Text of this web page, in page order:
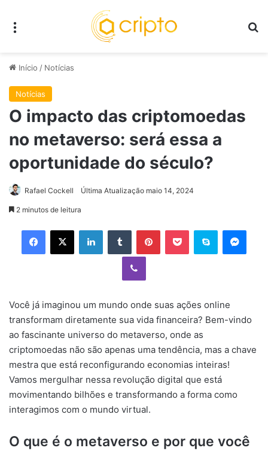
Início / Notícias
Notícias
O impacto das criptomoedas
no metaverso: será essa a
oportunidade do século?
Rafael Cockell Última Atualização maio 14, 2024
2 minutos de leitura
Facebook
X LinkedinTumblr PinterestPocket Skype
Viber
Você já imaginou um mundo onde suas ações online
transformam diretamente sua vida financeira? Bem-vindo
ao fascinante universo do metaverso, onde as
criptomoedas não são apenas uma tendência, mas a chave
mestra que está reconfigurando economias inteiras!
Vamos mergulhar nessa revolução digital que está
movimentando bilhões e transformando a forma como
interagimos com o mundo virtual.
O que é o metaverso e por que você